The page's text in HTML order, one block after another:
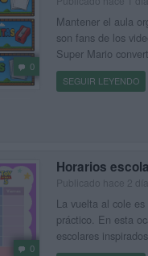
0
Mantener el aula
son fans de los
Super Mario
SEGUIR LEYENDO
0
Horarios
La vuelta al cole
práctico. En esta
escolares